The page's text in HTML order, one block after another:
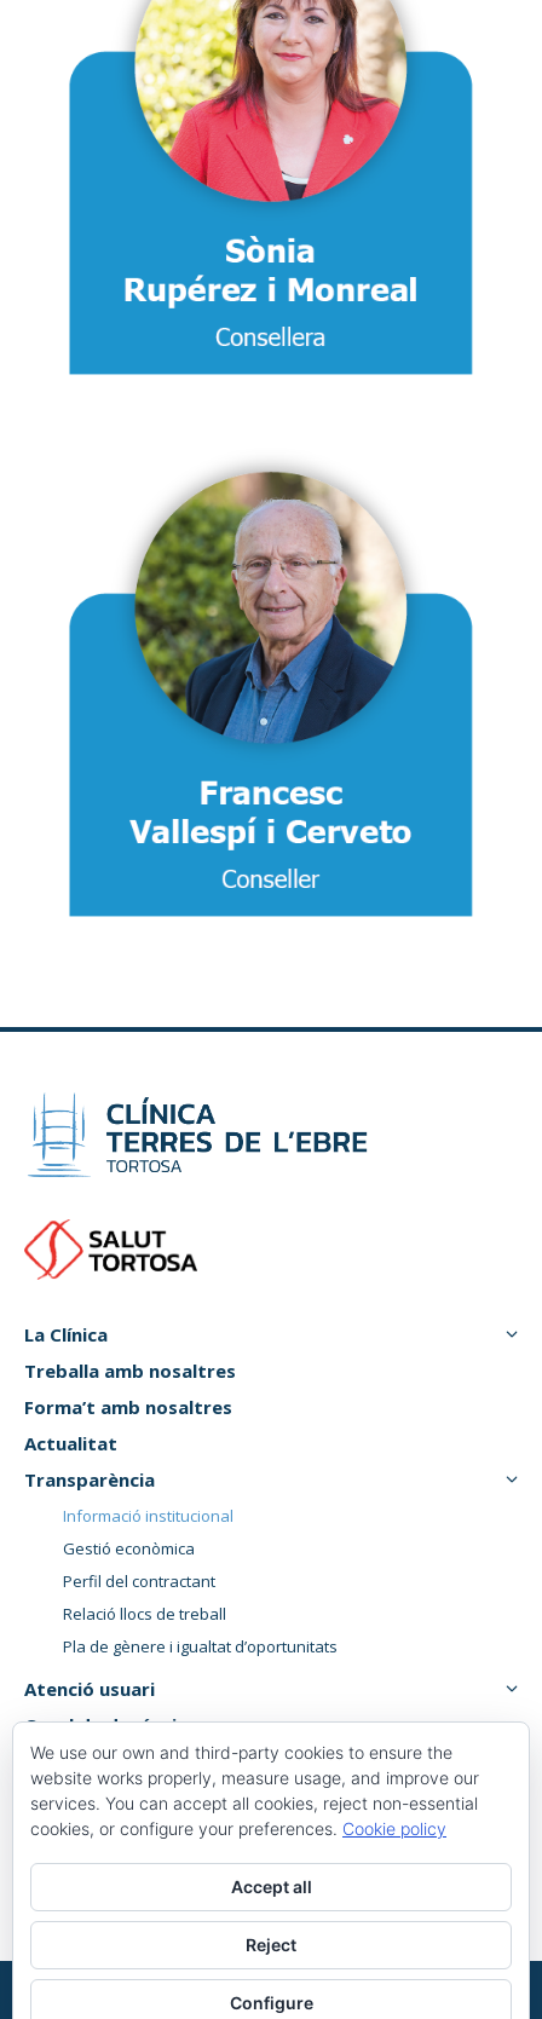
La Clínica
Treballa amb nosaltres
Forma’t amb nosaltres
Actualitat
Transparència
Informació institucional
Gestió econòmica
Perfil del contractant
Relació llocs de treball
Pla de gènere i igualtat d’oportunitats
Atenció usuari
Canal de denúncies
Plaça 1 d’octubre, 6, 8,
43500 Tortosa, Tarragona
©2026 Powered bySaluttortosa
|Política de privacitat
We use our own and third-party cookies to ensure the
website works properly, measure usage, and improve our
services. You can accept all cookies, reject non-essential
cookies, or configure your preferences. Cookie policy
Accept all
Reject
Configure